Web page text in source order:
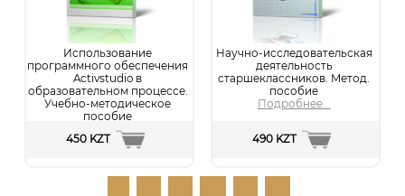
Использование
программного обеспечения
Activstudio в
образовательном процессе.
Учебно-методическое
пособие
Подробнее...
450 KZT
Научно-исследовательская
деятельность
старшеклассников. Метод.
пособие
Подробнее...
490 KZT